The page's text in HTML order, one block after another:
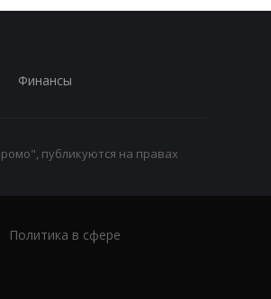
Финансы
публикуются на правах
Политика в сфере